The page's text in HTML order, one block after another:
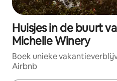
Huisjes in de buurt
Michelle Winery
Boek unieke
Airbnb